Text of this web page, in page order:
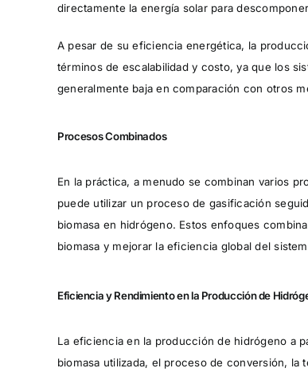
directamente la energía solar para
A pesar de su eficiencia energética, la
términos de escalabilidad y costo, ya que los
generalmente baja en comparación con otros
Procesos Combinados
En la práctica, a menudo se combinan varios
puede utilizar un proceso de gasificación
biomasa en hidrógeno. Estos enfoques
biomasa y mejorar la eficiencia global del
Eficiencia y Rendimiento en la Producción de
La eficiencia en la producción de hidrógeno a
biomasa utilizada, el proceso de conversión, la